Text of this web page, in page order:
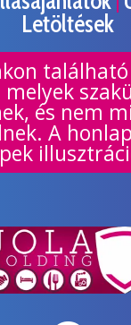
Letöltések
és nem
A